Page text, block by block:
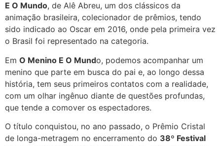
E O Mundo, de Alê Abreu, um dos clássicos da
animação brasileira, colecionador de prêmios, tendo
sido indicado ao Oscar em 2016, onde pela primeira vez
o Brasil foi representado na categoria.
Em O Menino E O Mundo, podemos acompanhar um
menino que parte em busca do pai e, ao longo dessa
história, tem seus primeiros contatos com a realidade,
com um olhar ingênuo diante de questões profundas,
que tende a comover os espectadores.
O título conquistou, no ano passado, o Prêmio Cristal
de longa-metragem no encerramento do 38º Festival